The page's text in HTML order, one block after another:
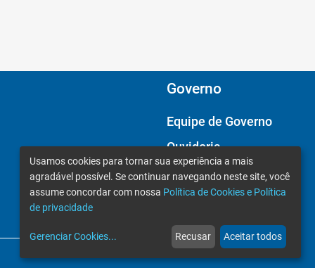
Governo
Equipe de Governo
Ouvidoria
Câmara Municipal
Usamos cookies para tornar sua experiência a mais
agradável possível. Se continuar navegando neste site, você
assume concordar com nossa Política de Cookies e Política
de privacidade
Gerenciar Cookies... Recusar Aceitar todos